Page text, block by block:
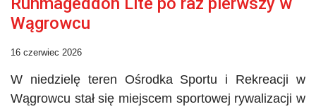
Wągrowcu
16 czerwiec 2026
W niedzielę teren Ośrodka Sportu i Rekreacji w
Wągrowcu stał się miejscem sportowej rywalizacji w